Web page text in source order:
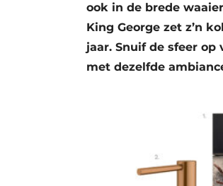
ook in de brede
King George zet z’n
jaar. Snuif de sfeer
met dezelfde